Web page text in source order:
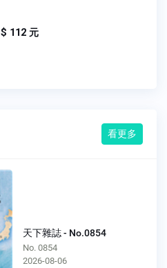
$ 112 元
看更多
天下雜誌 - No.0854
No. 0854
2026-08-06